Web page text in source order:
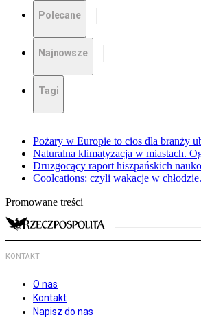
Polecane
Najnowsze
Tagi
Pożary w Europie to cios dla branży
Naturalna klimatyzacja w miastach.
Druzgocący raport hiszpańskich
Coolcations: czyli wakacje w
Promowane treści
KONTAKT
O nas
Kontakt
Napisz do nas